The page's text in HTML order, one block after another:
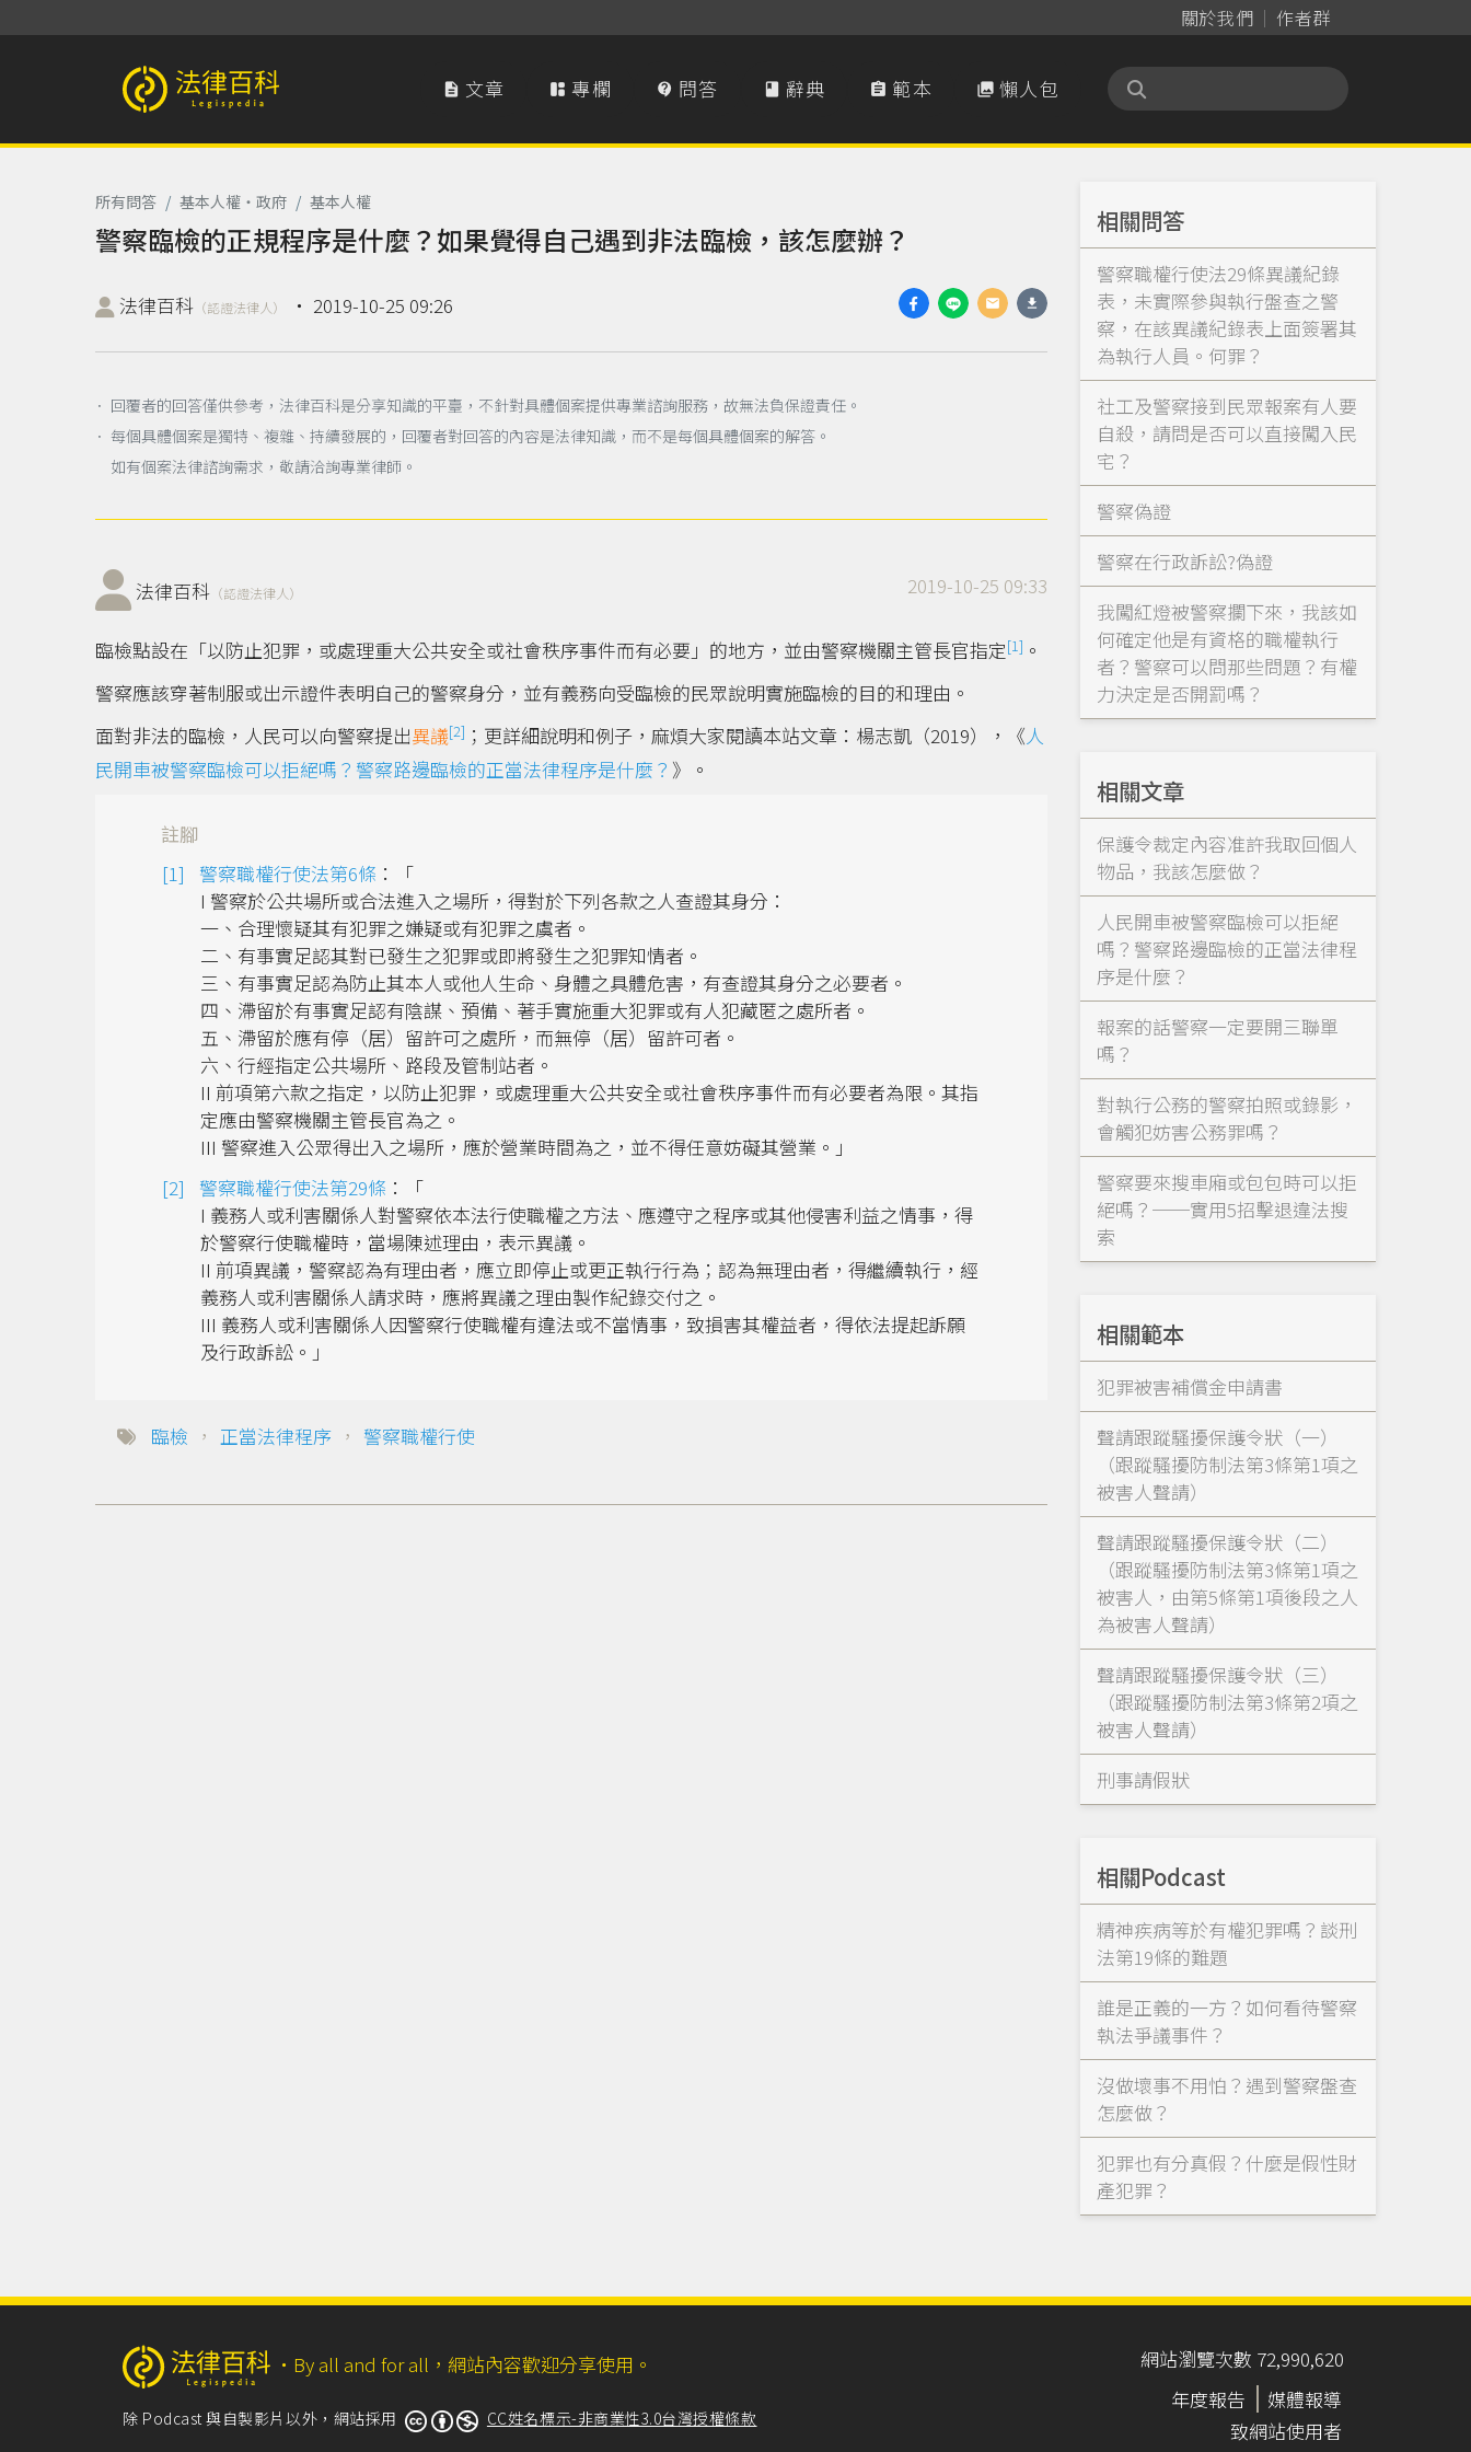
關於我們 作者群
法律百科 Legispedia  文章  專欄  問答  辭典  範本  懶人包
所有問答 / 基本人權‧政府 / 基本人權
警察臨檢的正規程序是什麼？如果覺得自己遇到非法臨檢，該怎麼辦？
法律百科 （認證法律人） ‧ 2019-10-25 09:26
． 回覆者的回答僅供參考，法律百科是分享知識的平臺，不針對具體個案提供專業諮詢服務，故無法負保證責任。
． 每個具體個案是獨特、複雜、持續發展的，回覆者對回答的內容是法律知識，而不是每個具體個案的解答。
如有個案法律諮詢需求，敬請洽詢專業律師。
法律百科 （認證法律人） 2019-10-25 09:33
臨檢點設在「以防止犯罪，或處理重大公共安全或社會秩序事件而有必要」的地方，並由警察機關主管長官指定[1] 。
警察應該穿著制服或出示證件表明自己的警察身分，並有義務向受臨檢的民眾說明實施臨檢的目的和理由。
面對非法的臨檢，人民可以向警察提出異議[2] ；更詳細說明和例子，麻煩大家閱讀本站文章：楊志凱（2019），《人
民開車被警察臨檢可以拒絕嗎？警察路邊臨檢的正當法律程序是什麼？ 》。
註腳
警察職權行使法第6條 ：「
I 警察於公共場所或合法進入之場所，得對於下列各款之人查證其身分：
一、合理懷疑其有犯罪之嫌疑或有犯罪之虞者。
二、有事實足認其對已發生之犯罪或即將發生之犯罪知情者。
三、有事實足認為防止其本人或他人生命、身體之具體危害，有查證其身分之必要者。
四、滯留於有事實足認有陰謀、預備、著手實施重大犯罪或有人犯藏匿之處所者。
五、滯留於應有停（居）留許可之處所，而無停（居）留許可者。
六、行經指定公共場所、路段及管制站者。
II 前項第六款之指定，以防止犯罪，或處理重大公共安全或社會秩序事件而有必要者為限。其指
定應由警察機關主管長官為之。
III 警察進入公眾得出入之場所，應於營業時間為之，並不得任意妨礙其營業。」
警察職權行使法第29條 ：「
I 義務人或利害關係人對警察依本法行使職權之方法、應遵守之程序或其他侵害利益之情事，得
於警察行使職權時，當場陳述理由，表示異議。
II 前項異議，警察認為有理由者，應立即停止或更正執行行為；認為無理由者，得繼續執行，經
義務人或利害關係人請求時，應將異議之理由製作紀錄交付之。
III 義務人或利害關係人因警察行使職權有違法或不當情事，致損害其權益者，得依法提起訴願
及行政訴訟。」
臨檢 ， 正當法律程序 ， 警察職權行使
相關問答
警察職權行使法29條異議紀錄
表，未實際參與執行盤查之警
察，在該異議紀錄表上面簽署其
為執行人員。何罪？
社工及警察接到民眾報案有人要
自殺，請問是否可以直接闖入民
宅？
警察偽證
警察在行政訴訟?️偽證
我闖紅燈被警察攔下來，我該如
何確定他是有資格的職權執行
者？警察可以問那些問題？有權
力決定是否開罰嗎？
相關文章
保護令裁定內容准許我取回個人
物品，我該怎麼做？
人民開車被警察臨檢可以拒絕
嗎？警察路邊臨檢的正當法律程
序是什麼？
報案的話警察一定要開三聯單
嗎？
對執行公務的警察拍照或錄影，
會觸犯妨害公務罪嗎？
警察要來搜車廂或包包時可以拒
絕嗎？──實用5招擊退違法搜
索
相關範本
犯罪被害補償金申請書
聲請跟蹤騷擾保護令狀（一）
（跟蹤騷擾防制法第3條第1項之
被害人聲請）
聲請跟蹤騷擾保護令狀（二）
（跟蹤騷擾防制法第3條第1項之
被害人，由第5條第1項後段之人
為被害人聲請）
聲請跟蹤騷擾保護令狀（三）
（跟蹤騷擾防制法第3條第2項之
被害人聲請）
刑事請假狀
相關Podcast
精神疾病等於有權犯罪嗎？談刑
法第19條的難題
誰是正義的一方？如何看待警察
執法爭議事件？
沒做壞事不用怕？遇到警察盤查
怎麼做？
犯罪也有分真假？什麼是假性財
產犯罪？
‧ By all and for all，網站內容歡迎分享使用。
除 Podcast 與自製影片以外，網站採用 CC姓名標示-非商業性3.0台灣授權條款
網站瀏覽次數 72,990,620
年度報告
媒體報導
致網站使用者